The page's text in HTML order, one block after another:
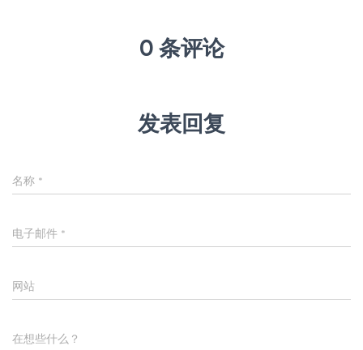
0 条评论
发表回复
名称 *
电子邮件 *
网站
在想些什么？